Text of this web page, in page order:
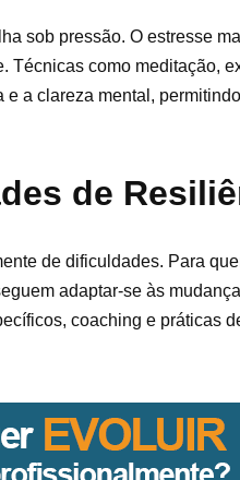
sob pressão. O estresse
Técnicas como meditação,
a clareza mental,
de
de dificuldades. Para
adaptar-se às
coaching e práticas